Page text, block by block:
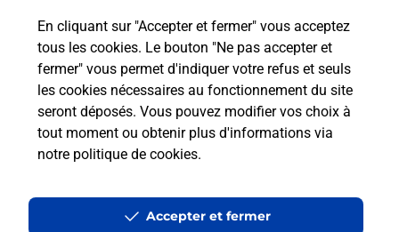
En cliquant sur "Accepter et fermer" vous acceptez
tous les cookies. Le bouton "Ne pas accepter et
fermer" vous permet d'indiquer votre refus et seuls
les cookies nécessaires au fonctionnement du site
seront déposés. Vous pouvez modifier vos choix à
tout moment ou obtenir plus d'informations via
notre politique de cookies.
Accepter et fermer
Localiser Liste Boîtes aux lettres Aube La Loge Pomblin
Accessibilité : partiellement conforme